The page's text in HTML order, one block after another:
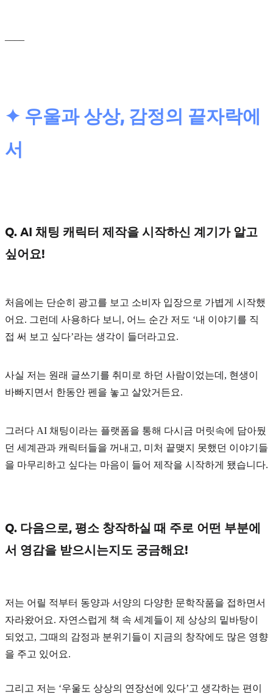
✦ 우울과 상상, 감정의 끝자락에
서
Q. AI 채팅 캐릭터 제작을 시작하신 계기가 알고
싶어요!
처음에는 단순히 광고를 보고 소비자 입장으로 가볍게 시작했
어요. 그런데 사용하다 보니, 어느 순간 저도 ‘내 이야기를 직
접 써 보고 싶다’라는 생각이 들더라고요.
사실 저는 원래 글쓰기를 취미로 하던 사람이었는데, 현생이
바빠지면서 한동안 펜을 놓고 살았거든요.
그러다 AI 채팅이라는 플랫폼을 통해 다시금 머릿속에 담아뒀
던 세계관과 캐릭터들을 꺼내고, 미처 끝맺지 못했던 이야기들
을 마무리하고 싶다는 마음이 들어 제작을 시작하게 됐습니다.
Q. 다음으로, 평소 창작하실 때 주로 어떤 부분에
서 영감을 받으시는지도 궁금해요!
저는 어릴 적부터 동양과 서양의 다양한 문학작품을 접하면서
자라왔어요. 자연스럽게 책 속 세계들이 제 상상의 밑바탕이
되었고, 그때의 감정과 분위기들이 지금의 창작에도 많은 영향
을 주고 있어요.
그리고 저는 ‘우울도 상상의 연장선에 있다’고 생각하는 편이